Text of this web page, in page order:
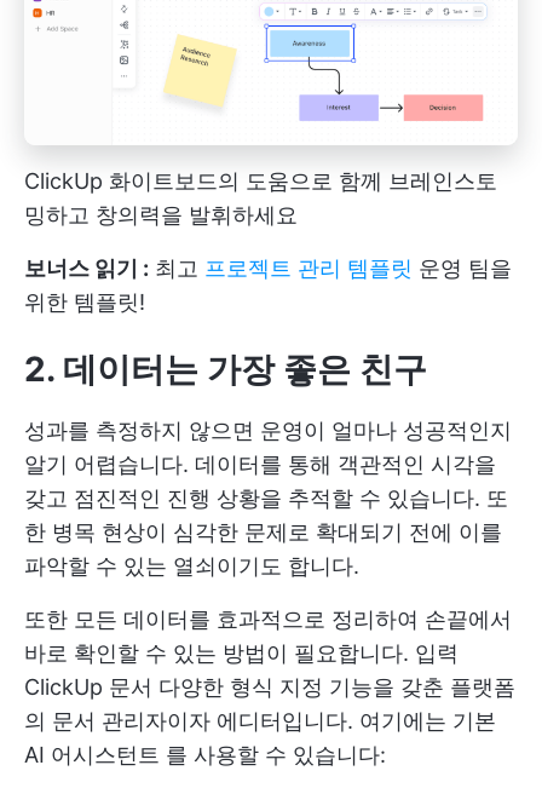
ClickUp 화이트보드의 도움으로 함께 브레인스토
밍하고 창의력을 발휘하세요
보너스 읽기 : 최고 프로젝트 관리 템플릿 운영 팀을
위한 템플릿!
2. 데이터는 가장 좋은 친구
성과를 측정하지 않으면 운영이 얼마나 성공적인지
알기 어렵습니다. 데이터를 통해 객관적인 시각을
갖고 점진적인 진행 상황을 추적할 수 있습니다. 또
한 병목 현상이 심각한 문제로 확대되기 전에 이를
파악할 수 있는 열쇠이기도 합니다.
또한 모든 데이터를 효과적으로 정리하여 손끝에서
바로 확인할 수 있는 방법이 필요합니다. 입력
ClickUp 문서 다양한 형식 지정 기능을 갖춘 플랫폼
의 문서 관리자이자 에디터입니다. 여기에는 기본
AI 어시스턴트 를 사용할 수 있습니다: